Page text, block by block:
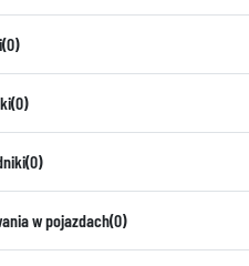
(0)
(0)
(0)
w pojazdach(0)